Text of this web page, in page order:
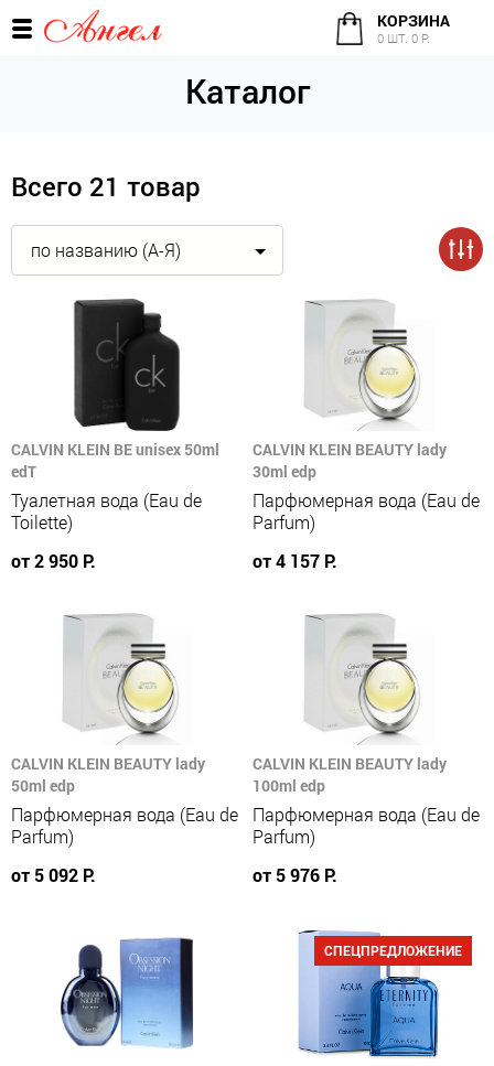
КОРЗИНА
0 ШТ. 0 Р.
Каталог
по названию (А-Я)
Всего 21 товар
CALVIN KLEIN BE unisex 50ml
edT
Туалетная вода (Eau de
Toilette)
от 2 950 Р.
CALVIN KLEIN BEAUTY lady
30ml edp
Парфюмерная вода (Eau de
Parfum)
от 4 157 Р.
CALVIN KLEIN BEAUTY lady
50ml edp
Парфюмерная вода (Eau de
Parfum)
от 5 092 Р.
CALVIN KLEIN BEAUTY lady
100ml edp
Парфюмерная вода (Eau de
Parfum)
от 5 976 Р.
СПЕЦПРЕДЛОЖЕНИЕ